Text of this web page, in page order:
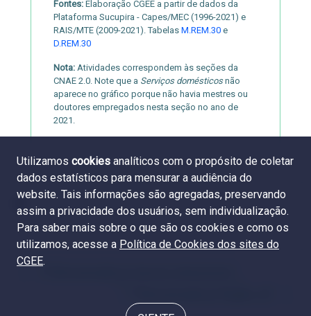
Fontes: Elaboração CGEE a partir de dados da
Plataforma Sucupira - Capes/MEC (1996-2021) e
RAIS/MTE (2009-2021). Tabelas M.REM.30 e
D.REM.30
Nota: Atividades correspondem às seções da
CNAE 2.0. Note que a Serviços domésticosnão
aparece no gráfico porque não havia mestres ou
doutores empregados nesta seção no ano de
2021.
Utilizamos cookies analíticos com o propósito de coletar
dados estatísticos para mensurar a audiência do
website. Tais informações são agregadas, preservando
assim a privacidade dos usuários, sem individualização.
Para saber mais sobre o que são os cookies e como os
utilizamos, acesse a Política de Cookies dos sites do
CGEE.